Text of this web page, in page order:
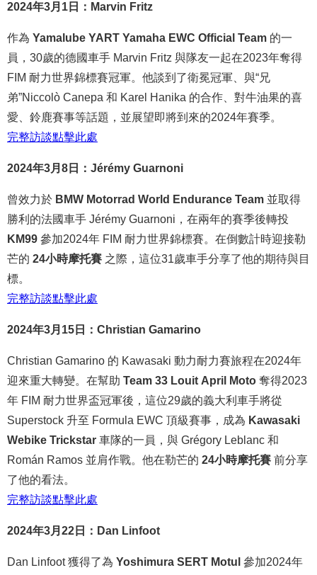
2024年3月1日：Marvin Fritz
作為 Yamalube YART Yamaha EWC Official Team 的一
員，30歲的德國車手 Marvin Fritz 與隊友一起在2023年奪得
FIM 耐力世界錦標賽冠軍。他談到了衛冕冠軍、與“兄
弟”Niccolò Canepa 和 Karel Hanika 的合作、對牛油果的喜
愛、鈴鹿賽事等話題，並展望即將到來的2024年賽季。
完整訪談點擊此處
2024年3月8日：Jérémy Guarnoni
曾效力於 BMW Motorrad World Endurance Team 並取得
勝利的法國車手 Jérémy Guarnoni，在兩年的賽季後轉投
KM99 參加2024年 FIM 耐力世界錦標賽。在倒數計時迎接勒
芒的 24小時摩托賽 之際，這位31歲車手分享了他的期待與目
標。
完整訪談點擊此處
2024年3月15日：Christian Gamarino
Christian Gamarino 的 Kawasaki 動力耐力賽旅程在2024年
迎來重大轉變。在幫助 Team 33 Louit April Moto 奪得2023
年 FIM 耐力世界盃冠軍後，這位29歲的義大利車手將從
Superstock 升至 Formula EWC 頂級賽事，成為 Kawasaki
Webike Trickstar 車隊的一員，與 Grégory Leblanc 和
Román Ramos 並肩作戰。他在勒芒的 24小時摩托賽 前分享
了他的看法。
完整訪談點擊此處
2024年3月22日：Dan Linfoot
Dan Linfoot 獲得了為 Yoshimura SERT Motul 參加2024年